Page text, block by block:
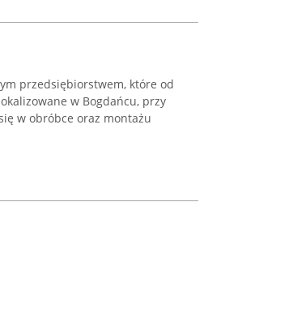
przedsiębiorstwem, które od
w Bogdańcu, przy
w obróbce oraz montażu